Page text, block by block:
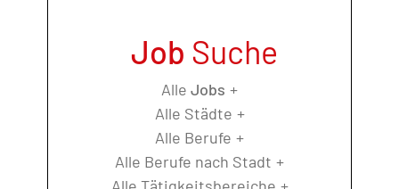
Job Suche
Alle Jobs
Alle Städte
Alle Berufe
Alle Berufe nach Stadt